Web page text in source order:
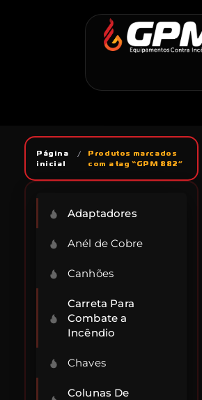
Página
inicial
/
Produtos marcados
com a tag “GPM 882”
Adaptadores
Anél de Cobre
Canhões
Carreta Para
Combate a
Incêndio
Chaves
Colunas De